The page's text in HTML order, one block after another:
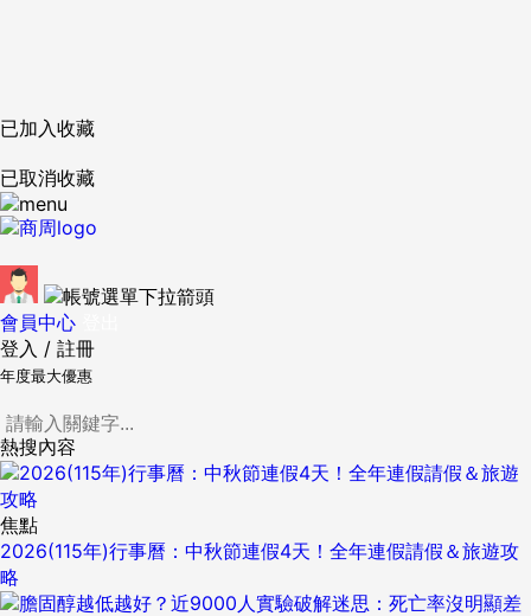
已加入收藏
已取消收藏
會員中心
登入 / 註冊
年度最大優惠
熱搜內容
焦點
2026(115年)行事曆：中秋節連假4天！全年連假請假＆旅遊攻
略